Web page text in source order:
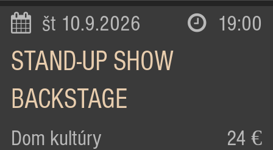
št 10.9.2026 19:00
STAND-UP SHOW
BACKSTAGE
Dom kultúry 24 €